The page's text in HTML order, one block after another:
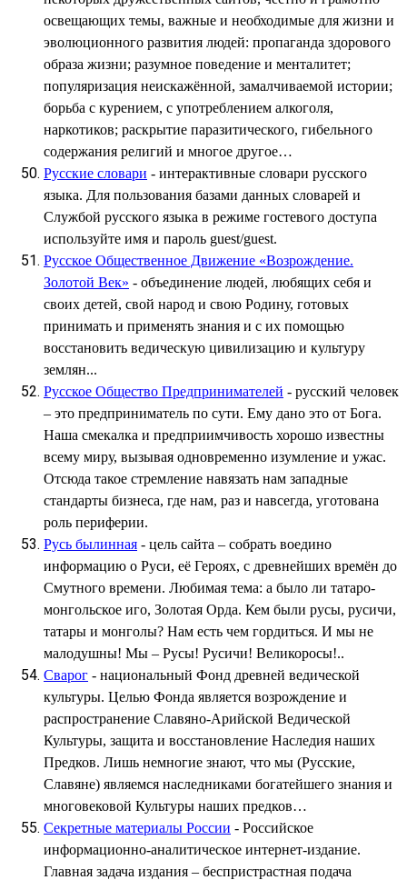
освещающих темы, важные и необходимые для жизни и
эволюционного развития людей: пропаганда здорового
образа жизни; разумное поведение и менталитет;
популяризация неискажённой, замалчиваемой истории;
борьба с курением, с употреблением алкоголя,
наркотиков; раскрытие паразитического, гибельного
содержания религий и многое другое…
Русские словари - интерактивные словари русского
языка. Для пользования базами данных словарей и
Службой русского языка в режиме гостевого доступа
используйте имя и пароль guest/guest.
Русское Общественное Движение «Возрождение.
Золотой Век» - объединение людей, любящих себя и
своих детей, свой народ и свою Родину, готовых
принимать и применять знания и с их помощью
восстановить ведическую цивилизацию и культуру
землян...
Русское Общество Предпринимателей - русский человек
– это предприниматель по сути. Ему дано это от Бога.
Наша смекалка и предприимчивость хорошо известны
всему миру, вызывая одновременно изумление и ужас.
Отсюда такое стремление навязать нам западные
стандарты бизнеса, где нам, раз и навсегда, уготована
роль периферии.
Русь былинная - цель сайта – собрать воедино
информацию о Руси, её Героях, с древнейших времён до
Смутного времени. Любимая тема: а было ли татаро-
монгольское иго, Золотая Орда. Кем были русы, русичи,
татары и монголы? Нам есть чем гордиться. И мы не
малодушны! Мы – Русы! Русичи! Великоросы!..
Сварог - национальный Фонд древней ведической
культуры. Целью Фонда является возрождение и
распространение Славяно-Арийской Ведической
Культуры, защита и восстановление Наследия наших
Предков. Лишь немногие знают, что мы (Русские,
Славяне) являемся наследниками богатейшего знания и
многовековой Культуры наших предков…
Секретные материалы России - Российское
информационно-аналитическое интернет-издание.
Главная задача издания – беспристрастная подача